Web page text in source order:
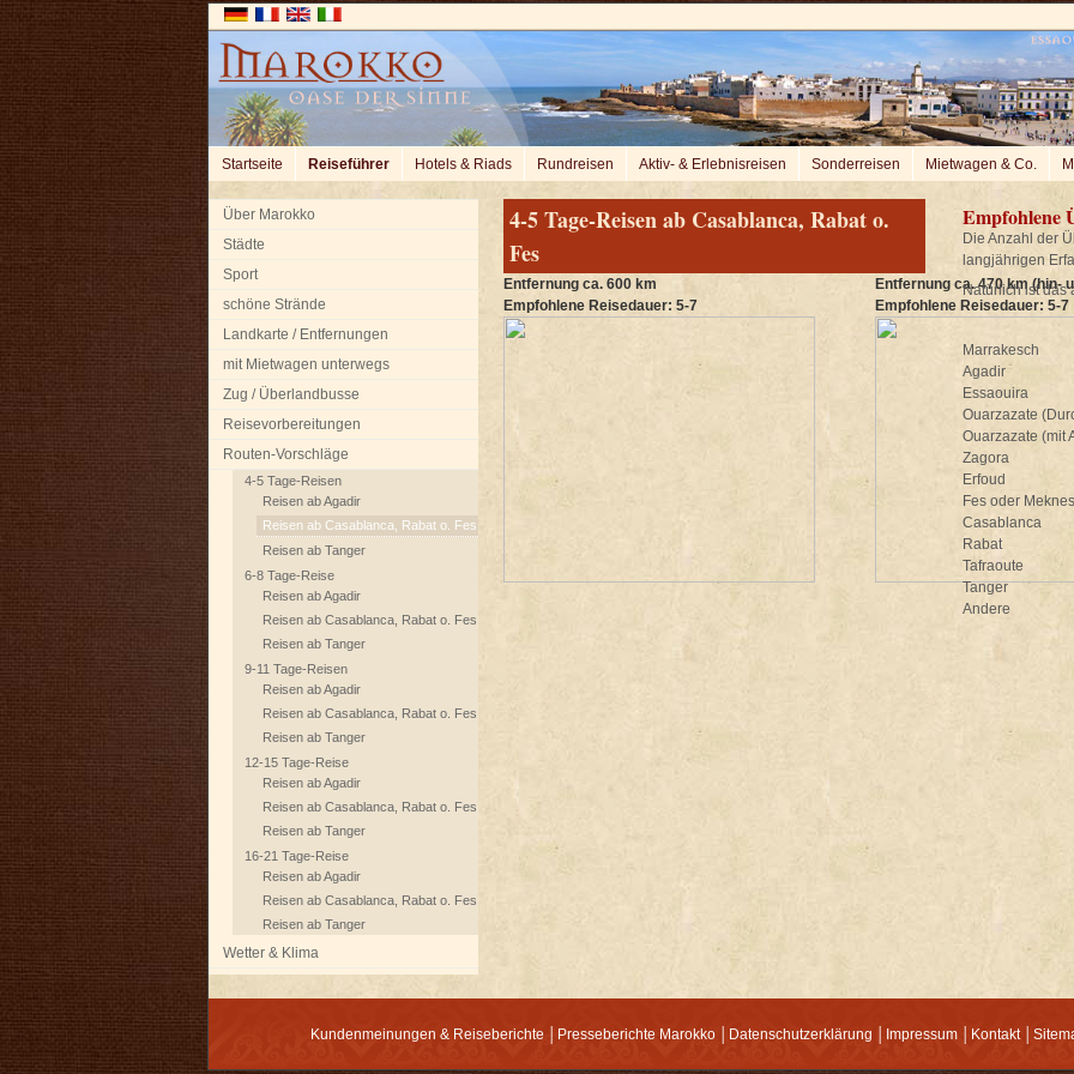
Startseite Reiseführer Hotels & Riads Rundreisen Aktiv- & Erlebnisreisen Sonderreisen Mietwagen & Co.
Über Marokko
Städte
Sport
schöne Strände
Landkarte / Entfernungen
mit Mietwagen unterwegs
Zug / Überlandbusse
Reisevorbereitungen
Routen-Vorschläge
4-5 Tage-Reisen
Reisen ab Agadir
Reisen ab Casablanca, Rabat o. Fes
Reisen ab Tanger
6-8 Tage-Reise
Reisen ab Agadir
Reisen ab Casablanca, Rabat o. Fes
Reisen ab Tanger
9-11 Tage-Reisen
Reisen ab Agadir
Reisen ab Casablanca, Rabat o. Fes
Reisen ab Tanger
12-15 Tage-Reise
Reisen ab Agadir
Reisen ab Casablanca, Rabat o. Fes
Reisen ab Tanger
16-21 Tage-Reise
Reisen ab Agadir
Reisen ab Casablanca, Rabat o. Fes
Reisen ab Tanger
Wetter & Klima
4-5 Tage-Reisen ab Casablanca, Rabat o.
Fes
Entfernung ca. 600 km
Empfohlene Reisedauer: 5-7
Entfernung ca. 470 km (hin-
Empfohlene Reisedauer: 5-7
Empfohlene
Die Anzahl der
langjährigen
Natürlich ist das
Marrakesch
Agadir
Essaouira
Ouarzazate
Ouarzazate (mit
Zagora
Erfoud
Fes oder Meknes
Casablanca
Rabat
Tafraoute
Tanger
Andere
Kundenmeinungen & Reiseberichte Presseberichte Marokko│ Datenschutzerklärung Impressum│ Kontakt│